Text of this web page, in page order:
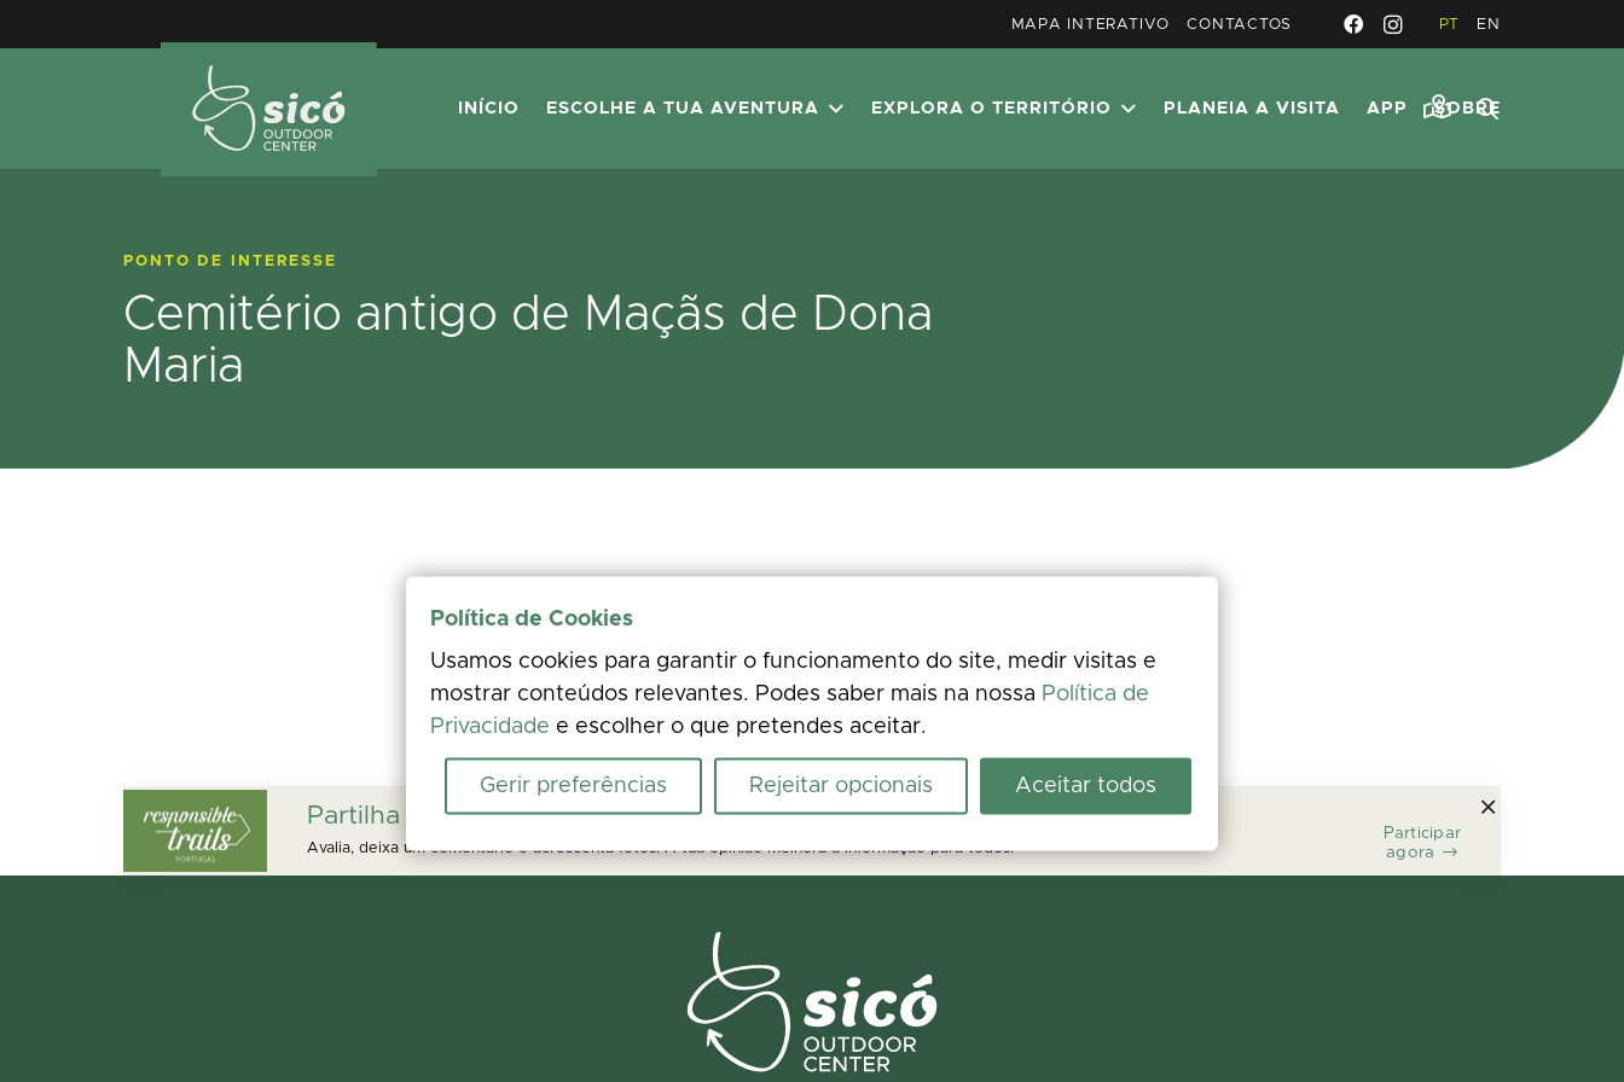
MAPA INTERATIVO CONTACTOS PT EN
INÍCIO ESCOLHE A TUA AVENTURA EXPLORA O TERRITÓRIO PLANEIA A VISITA APP SOBRE
PONTO DE INTERESSE
Cemitério antigo de Maçãs de Dona
Maria
Partilha a tua experiência
Avalia, deixa um comentário e acrescenta fotos. A tua opinião melhora a informação para todos.
Participar
agora
Política de Cookies
Usamos cookies para garantir o funcionamento do site, medir visitas e
mostrar conteúdos relevantes. Podes saber mais na nossa Política de
Privacidade e escolher o que pretendes aceitar.
Gerir preferências Rejeitar opcionais Aceitar todos